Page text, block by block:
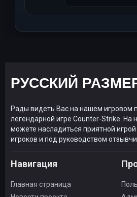
РУССКИЙ
Рады видеть Вас на нашем игровом
легендарной игре Counter-Strike. На
можете насладиться приятной игрой
игроков и под руководством
Навигация
Главная страница